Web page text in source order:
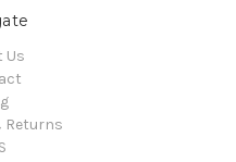
Us
Returns